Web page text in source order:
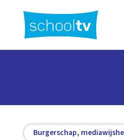
hoofdinhoud
Burgerschap,